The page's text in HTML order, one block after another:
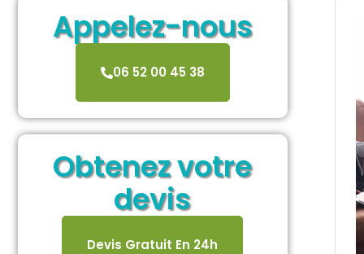
Appelez-nous
06 52 00 45 38
Obtenez votre
devis
Devis Gratuit En 24h